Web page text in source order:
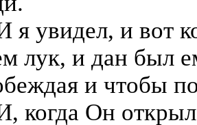
я увидел, и вот
лук, и дан был
и чтобы
когда Он